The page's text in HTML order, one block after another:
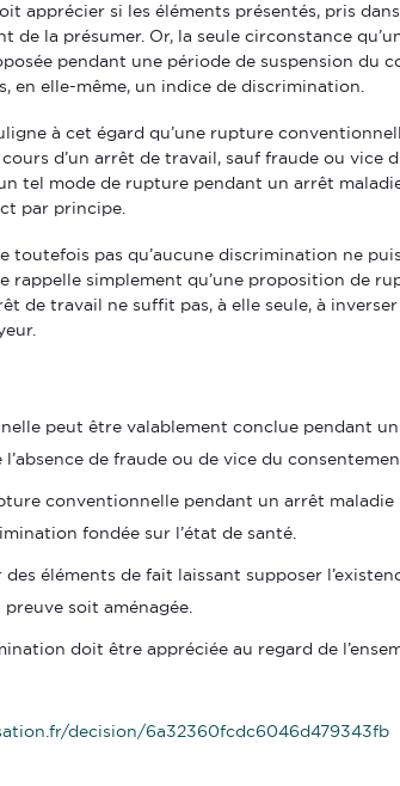
apprécier si les éléments présentés, pris
de la présumer. Or, la seule circonstance
pendant une période de suspension du
en elle-même, un indice de discrimination.
à cet égard qu’une rupture
d’un arrêt de travail, sauf fraude ou vice
tel mode de rupture pendant un arrêt
par principe.
toutefois pas qu’aucune discrimination ne
rappelle simplement qu’une proposition de
de travail ne suffit pas, à elle seule, à
peut être valablement conclue pendant
l’absence de fraude ou de vice du
conventionnelle pendant un arrêt maladie
fondée sur l’état de santé.
éléments de fait laissant supposer
soit aménagée.
doit être appréciée au regard de
decision/6a32360fcdc6046d479343fb